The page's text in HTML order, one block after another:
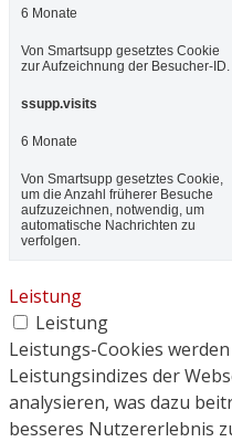
6 Monate
Von Smartsupp gesetztes Cookie
zur Aufzeichnung der Besucher-ID.
ssupp.visits
6 Monate
Von Smartsupp gesetztes Cookie,
um die Anzahl früherer Besuche
aufzuzeichnen, notwendig, um
automatische Nachrichten zu
verfolgen.
Leistung
Leistung
Leistungs-Cookies
Leistungsindizes der
analysieren, was dazu
besseres Nutzererlebnis